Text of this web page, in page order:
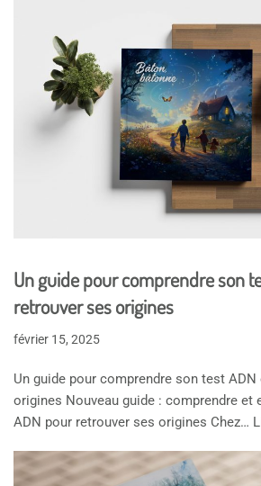
Un guide pour comprendre son
retrouver ses origines
février 15, 2025
Un guide pour comprendre son test
origines Nouveau guide : comprendre et
ADN pour retrouver ses origines Chez…